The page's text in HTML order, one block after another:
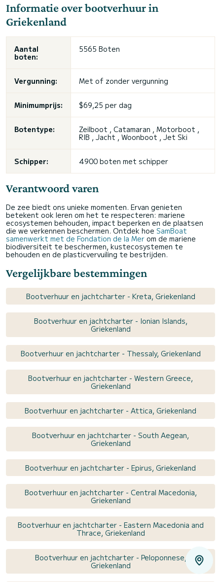
Informatie over bootverhuur in
Griekenland
Aantal
boten:
5565 Boten
Vergunning: Met of zonder vergunning
Minimumprijs: $69,25 per dag
Botentype: Zeilboot , Catamaran , Motorboot ,
RIB , Jacht , Woonboot , Jet Ski
Schipper: 4900 boten met schipper
Verantwoord varen
De zee biedt ons unieke momenten. Ervan genieten
betekent ook leren om het te respecteren: mariene
ecosystemen behouden, impact beperken en de plaatsen
die we verkennen beschermen. Ontdek hoe SamBoat
samenwerkt met de Fondation de la Mer om de mariene
biodiversiteit te beschermen, kustecosystemen te
behouden en de plasticvervuiling te bestrijden.
Vergelijkbare bestemmingen
Bootverhuur en jachtcharter - Kreta, Griekenland
Bootverhuur en jachtcharter - Ionian Islands,
Griekenland
Bootverhuur en jachtcharter - Thessaly, Griekenland
Bootverhuur en jachtcharter - Western Greece,
Griekenland
Bootverhuur en jachtcharter - Attica, Griekenland
Bootverhuur en jachtcharter - South Aegean,
Griekenland
Bootverhuur en jachtcharter - Epirus, Griekenland
Bootverhuur en jachtcharter - Central Macedonia,
Griekenland
Bootverhuur en jachtcharter - Eastern Macedonia and
Thrace, Griekenland
Bootverhuur en jachtcharter - Peloponnese,
Griekenland